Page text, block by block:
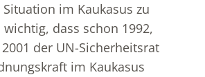
im Kaukasus zu
dass schon 1992,
der UN-Sicherheitsrat
im Kaukasus